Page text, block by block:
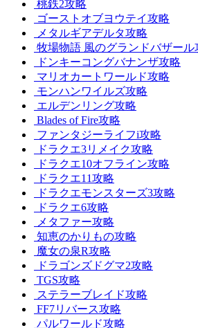
桃鉄2攻略
ゴーストオブヨウテイ攻略
メタルギアデルタ攻略
牧場物語 風のグランドバザール
ドンキーコングバナンザ攻略
マリオカートワールド攻略
モンハンワイルズ攻略
エルデンリング攻略
Blades of Fire攻略
ファンタジーライフi攻略
ドラクエ3リメイク攻略
ドラクエ10オフライン攻略
ドラクエ11攻略
ドラクエモンスターズ3攻略
ドラクエ6攻略
メタファー攻略
知恵のかりもの攻略
魔女の泉R攻略
ドラゴンズドグマ2攻略
TGS攻略
ステラーブレイド攻略
FF7リバース攻略
パルワールド攻略